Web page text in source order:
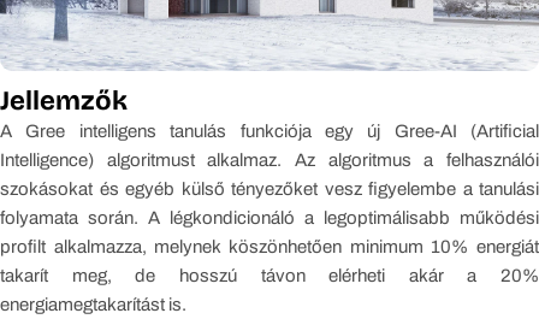
Jellemzők
A Gree intelligens tanulás funkciója egy új Gree-AI (Artificial
Intelligence) algoritmust alkalmaz. Az algoritmus a felhasználói
szokásokat és egyéb külső tényezőket vesz figyelembe a tanulási
folyamata során. A légkondicionáló a legoptimálisabb működési
profilt alkalmazza, melynek köszönhetően minimum 10% energiát
takarít meg, de hosszú távon elérheti akár a 20%
energiamegtakarítást is.